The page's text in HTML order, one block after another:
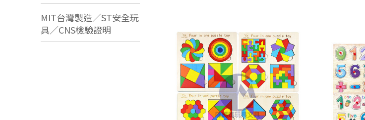
MIT台灣製造／ST安全玩
具／CNS檢驗證明